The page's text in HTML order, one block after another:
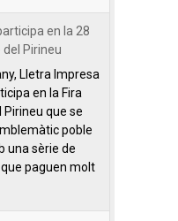
en la 28
del Pirineu
Lletra Impresa
en la Fira
Pirineu que se
poble
una sèrie de
paguen molt